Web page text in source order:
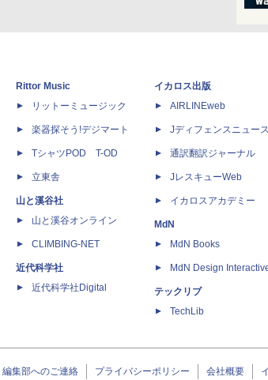
Rittor Music
リットーミュージック
楽器探そう!デジマート
TシャツPOD T-OD
立東舎
山と溪谷社
山と溪谷オンライン
CLIMBING-NET
近代科学社
近代科学社Digital
イカロス出版
AIRLINEweb
Jディフェンスニュー
通訳翻訳ジャーナル
JレスキューWeb
イカロスアカデミー
MdN
MdN Books
MdN Design
テックリブ
TechLib
編集部へのご連絡 プライバシーポリシー 会社概要